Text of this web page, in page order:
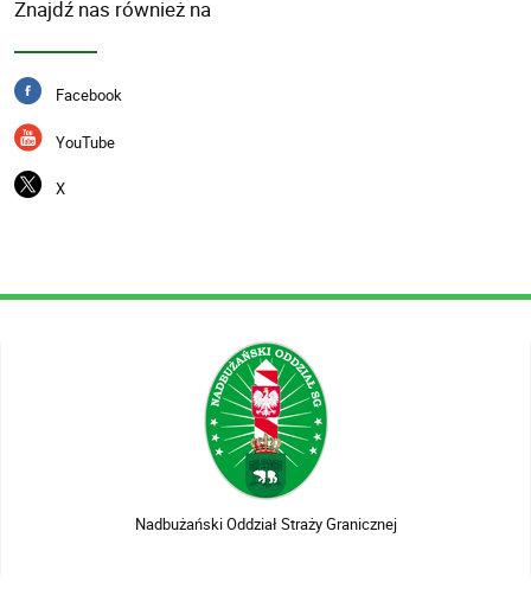
Znajdź nas również na
Facebook
YouTube
X
Nadbużański Oddział Straży Granicznej